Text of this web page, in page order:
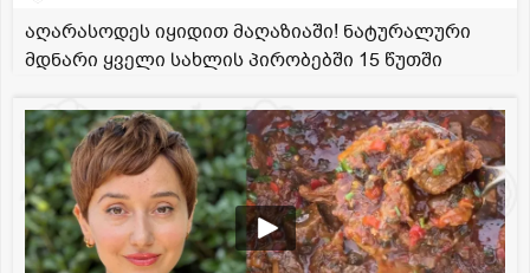
აღარასოდეს იყიდით მაღაზიაში! ნატურალური
მდნარი ყველი სახლის პირობებში 15 წუთში